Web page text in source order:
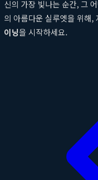
신의 가장 빛나는 순간, 그
의 아름다운 실루엣을 위해,
이닝을 시작하세요.